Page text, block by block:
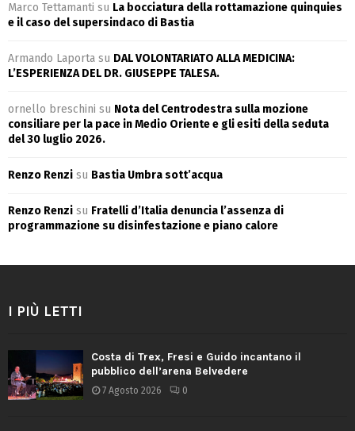
Marco Tettamanti su La bocciatura della rottamazione quinquies
e il caso del supersindaco di Bastia
Armando Laporta su DAL VOLONTARIATO ALLA MEDICINA:
L’ESPERIENZA DEL DR. GIUSEPPE TALESA.
ornello breschini su Nota del Centrodestra sulla mozione
consiliare per la pace in Medio Oriente e gli esiti della seduta
del 30 luglio 2026.
Renzo Renzi su Bastia Umbra sott’acqua
Renzo Renzi su Fratelli d’Italia denuncia l’assenza di
programmazione su disinfestazione e piano calore
I PIÙ LETTI
Costa di Trex, Fresi e Guido incantano il
pubblico dell’arena Belvedere
7 Agosto 2026 0